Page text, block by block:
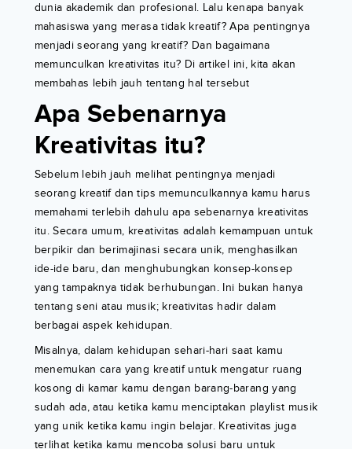
dunia akademik dan profesional. Lalu kenapa banyak
mahasiswa yang merasa tidak kreatif? Apa pentingnya
menjadi seorang yang kreatif? Dan bagaimana
memunculkan kreativitas itu? Di artikel ini, kita akan
membahas lebih jauh tentang hal tersebut
Apa Sebenarnya
Kreativitas itu?
Sebelum lebih jauh melihat pentingnya menjadi
seorang kreatif dan tips memunculkannya kamu harus
memahami terlebih dahulu apa sebenarnya kreativitas
itu. Secara umum, kreativitas adalah kemampuan untuk
berpikir dan berimajinasi secara unik, menghasilkan
ide-ide baru, dan menghubungkan konsep-konsep
yang tampaknya tidak berhubungan. Ini bukan hanya
tentang seni atau musik; kreativitas hadir dalam
berbagai aspek kehidupan.
Misalnya, dalam kehidupan sehari-hari saat kamu
menemukan cara yang kreatif untuk mengatur ruang
kosong di kamar kamu dengan barang-barang yang
sudah ada, atau ketika kamu menciptakan playlist musik
yang unik ketika kamu ingin belajar. Kreativitas juga
terlihat ketika kamu mencoba solusi baru untuk